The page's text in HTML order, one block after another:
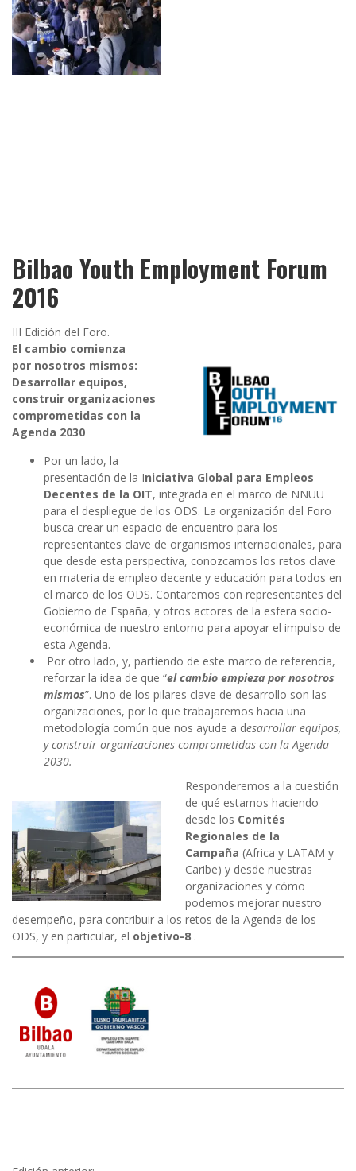
Bilbao Youth Employment Forum
2016
III Edición del Foro.
El cambio comienza
por nosotros mismos:
Desarrollar equipos,
construir organizaciones
comprometidas con la
Agenda 2030
Por un lado, la
presentación de la Iniciativa Global para Empleos
Decentes de la OIT, integrada en el marco de NNUU
para el despliegue de los ODS. La organización del Foro
busca crear un espacio de encuentro para los
representantes clave de organismos internacionales, para
que desde esta perspectiva, conozcamos los retos clave
en materia de empleo decente y educación para todos en
el marco de los ODS. Contaremos con representantes del
Gobierno de España, y otros actores de la esfera socio-
económica de nuestro entorno para apoyar el impulso de
esta Agenda.
Por otro lado, y, partiendo de este marco de referencia,
reforzar la idea de que “el cambio empieza por nosotros
mismos”. Uno de los pilares clave de desarrollo son las
organizaciones, por lo que trabajaremos hacia una
metodología común que nos ayude a desarrollar equipos,
y construir organizaciones comprometidas con la Agenda
2030.
Responderemos a la cuestión
de qué estamos haciendo
desde los Comités
Regionales de la
Campaña (Africa y LATAM y
Caribe) y desde nuestras
organizaciones y cómo
podemos mejorar nuestro
desempeño, para contribuir a los retos de la Agenda de los
ODS, y en particular, el objetivo-8 .